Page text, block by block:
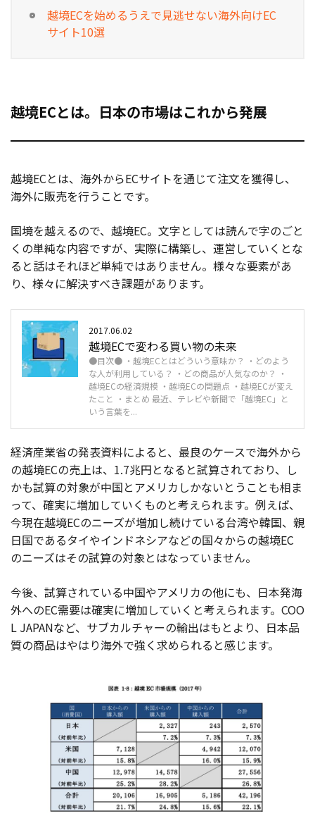
越境ECを始めるうえで見逃せない海外向けEC
サイト10選
越境ECとは。日本の市場はこれから発展
越境ECとは、海外からECサイトを通じて注文を獲得し、
海外に販売を行うことです。
国境を越えるので、越境EC。文字としては読んで字のごと
くの単純な内容ですが、実際に構築し、運営していくとな
ると話はそれほど単純ではありません。様々な要素があ
り、様々に解決すべき課題があります。
2017.06.02
越境ECで変わる買い物の未来
●目次● ・越境ECとはどういう意味か？ ・どのよう
な人が利用している？ ・どの商品が人気なのか？ ・
越境ECの経済規模 ・越境ECの問題点 ・越境ECが変え
たこと ・まとめ 最近、テレビや新聞で「越境EC」と
いう言葉を...
経済産業省の発表資料によると、最良のケースで海外から
の越境ECの売上は、1.7兆円となると試算されており、し
かも試算の対象が中国とアメリカしかないとうことも相ま
って、確実に増加していくものと考えられます。例えば、
今現在越境ECのニーズが増加し続けている台湾や韓国、親
日国であるタイやインドネシアなどの国々からの越境EC
のニーズはその試算の対象とはなっていません。
今後、試算されている中国やアメリカの他にも、日本発海
外へのEC需要は確実に増加していくと考えられます。COO
L JAPANなど、サブカルチャーの輸出はもとより、日本品
質の商品はやはり海外で強く求められると感じます。